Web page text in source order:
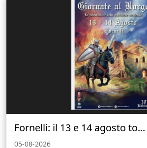
Fornelli: il 13 e 14 agosto to...
05-08-2026